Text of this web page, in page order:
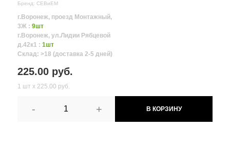
Бренд: СЕВиЕМ
г.Воронеж, проезд Монтажный,
3Ж : 9шт
г.Воронеж, ул.Лидии Рябцевой
д.42к1 : 1шт
Склад: >18 (доставка 2-5 дней)
225.00 руб.
1 шт х 225.00 руб.
- + В КОРЗИНУ